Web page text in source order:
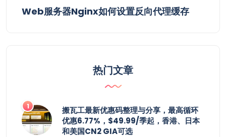
Web服务器Nginx如何设置反向代理缓存
热门文章
搬瓦工最新优惠码整理与分享，最高循环
优惠6.77%，$49.99/季起，香港、日本
和美国CN2 GIA可选